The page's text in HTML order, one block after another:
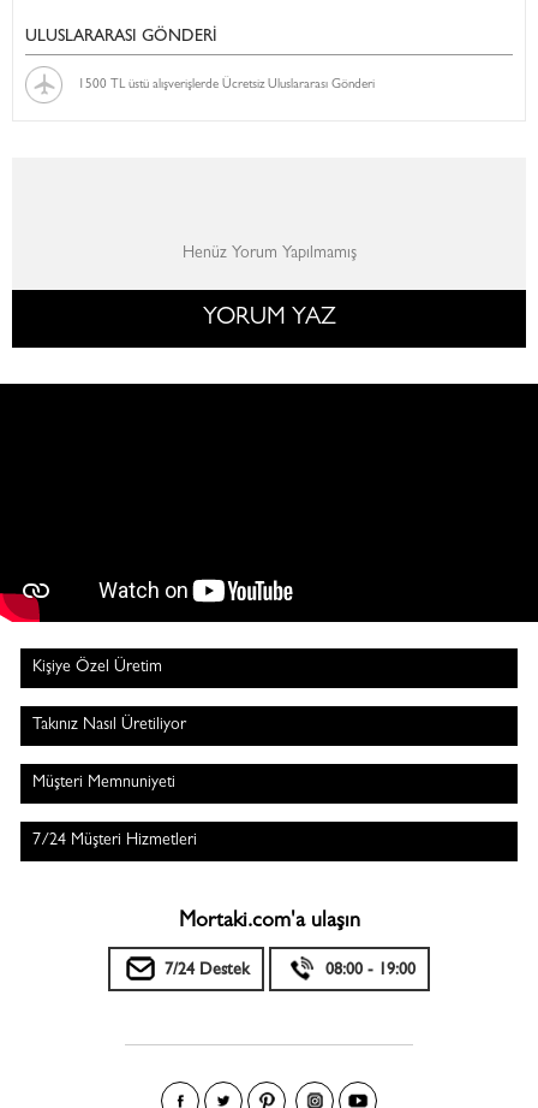
ULUSLARARASI GÖNDERİ
1500 TL üstü alışverişlerde Ücretsiz Uluslararası Gönderi
Henüz Yorum Yapılmamış
YORUM YAZ
Kişiye Özel Üretim
Takınız Nasıl Üretiliyor
Müşteri Memnuniyeti
7/24 Müşteri Hizmetleri
Mortaki.com'a ulaşın
7/24 Destek 08:00 - 19:00